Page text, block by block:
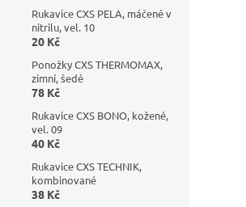
Rukavice CXS PELA, máčené v
nitrilu, vel. 10
20 Kč
Ponožky CXS THERMOMAX,
zimní, šedé
78 Kč
Rukavice CXS BONO, kožené,
vel. 09
40 Kč
Rukavice CXS TECHNIK,
kombinované
38 Kč